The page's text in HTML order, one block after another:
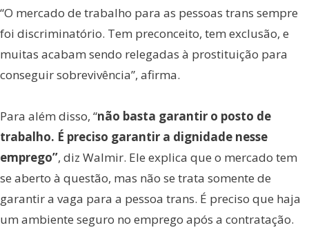
“O mercado de trabalho para as pessoas trans sempre
foi discriminatório. Tem preconceito, tem exclusão, e
muitas acabam sendo relegadas à prostituição para
conseguir sobrevivência”, afirma.
Para além disso, “não basta garantir o posto de
trabalho. É preciso garantir a dignidade nesse
emprego”, diz Walmir. Ele explica que o mercado tem
se aberto à questão, mas não se trata somente de
garantir a vaga para a pessoa trans. É preciso que haja
um ambiente seguro no emprego após a contratação.